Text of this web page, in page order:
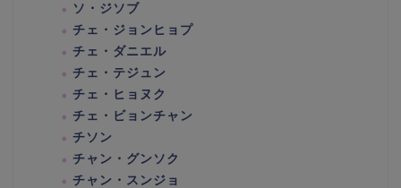
ソ・ジソブ
チェ・ジョンヒョプ
チェ・ダニエル
チェ・テジュン
チェ・ヒョヌク
チェ・ビョンチャン
チソン
チャン・グンソク
チャン・スンジョ